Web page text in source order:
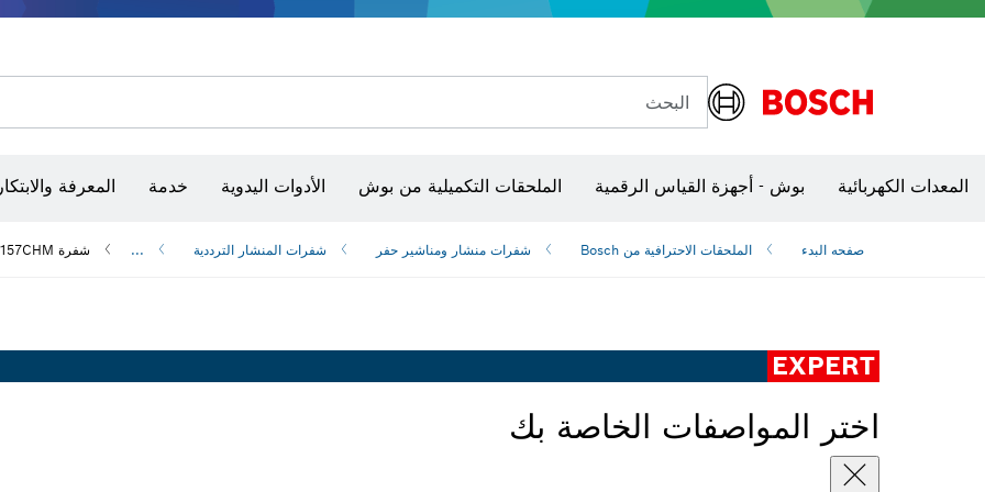
البحث
المعدات الكهربائية بوش - أجهزة القياس الرقمية الملحقات التكميلية من بوش الأدوات اليدوية خدمة المعرفة والابتكار
صفحه البدء الملحقات الاحترافية من Bosch شفرات منشار و‏‫مناشير حفر شفرات المنشار الترددية ... شفرة EXPERT Vehicle Rescue S1157CHM
EXPERT
اختر المواصفات الخاصة بك